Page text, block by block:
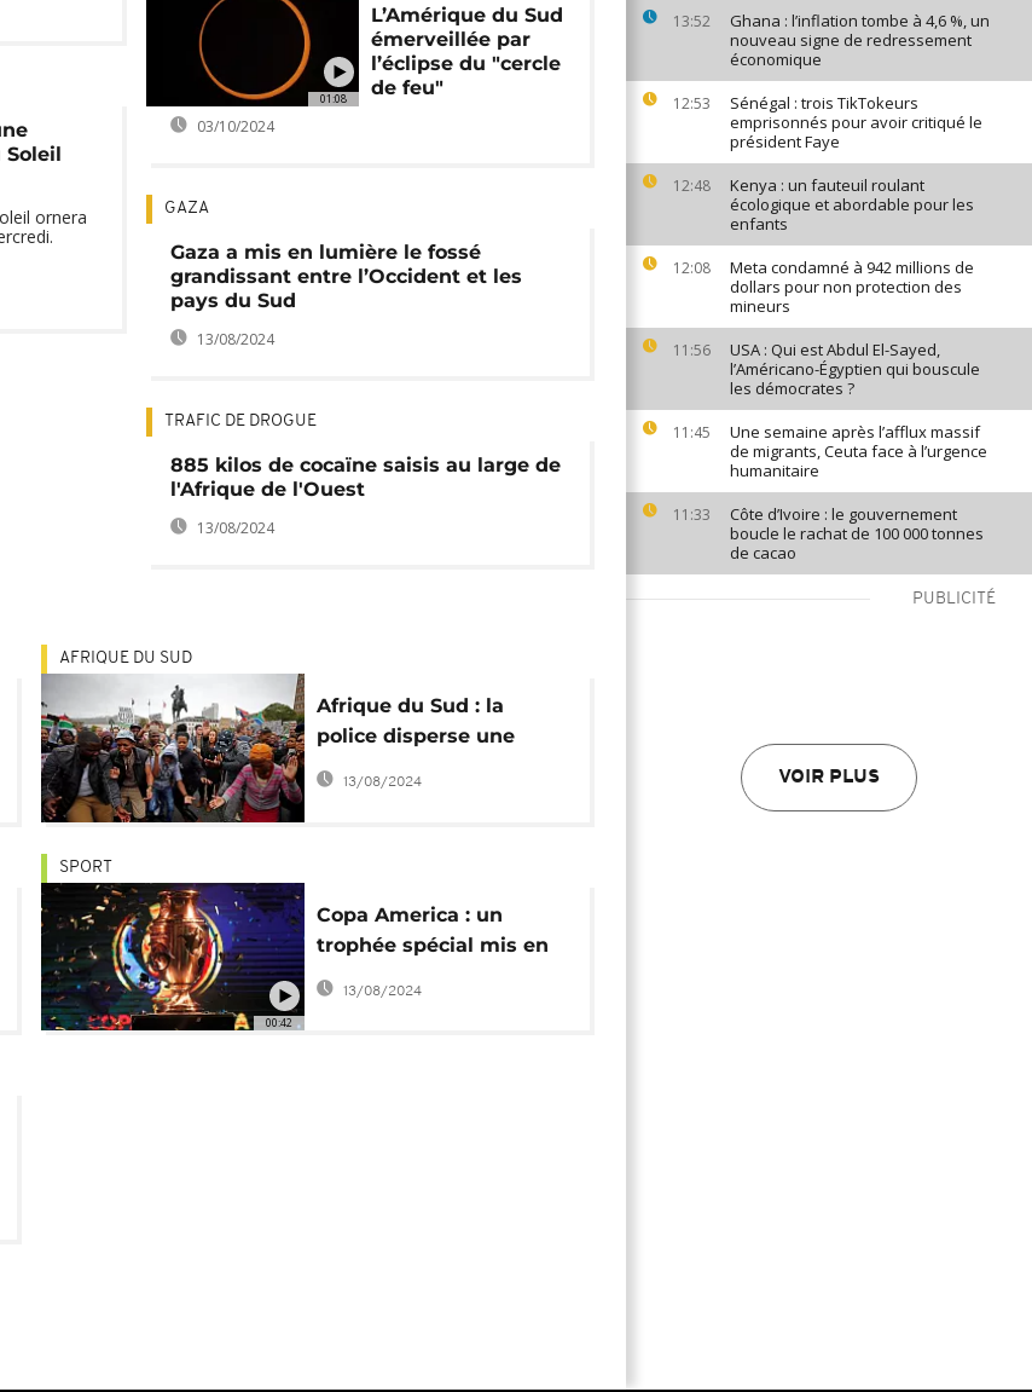
13:52
Ghana : l’inflation tombe à 4,6 %, un
nouveau signe de redressement
économique
12:53
Sénégal : trois TikTokeurs
emprisonnés pour avoir critiqué le
président Faye
12:48
Kenya : un fauteuil roulant
écologique et abordable pour les
enfants
12:08
Meta condamné à 942 millions de
dollars pour non protection des
mineurs
11:56
USA : Qui est Abdul El-Sayed,
l’Américano-Égyptien qui bouscule
les démocrates ?
11:45
Une semaine après l’afflux massif
de migrants, Ceuta face à l’urgence
humanitaire
11:33
Côte d’Ivoire : le gouvernement
boucle le rachat de 100 000 tonnes
de cacao
PUBLICITÉ
VOIR PLUS
ornera
01:08
L’Amérique du Sud
émerveillée par
l’éclipse du "cercle
de feu"
03/10/2024
GAZA
Gaza a mis en lumière le fossé
grandissant entre l’Occident et les
pays du Sud
13/08/2024
TRAFIC DE DROGUE
885 kilos de cocaïne saisis au large de
l'Afrique de l'Ouest
13/08/2024
AFRIQUE DU SUD
Afrique du Sud : la
police disperse une
manifestation de
soutien aux Rohingyas
13/08/2024
00:42
SPORT
Copa America : un
trophée spécial mis en
jeu pour la centième
édition
13/08/2024